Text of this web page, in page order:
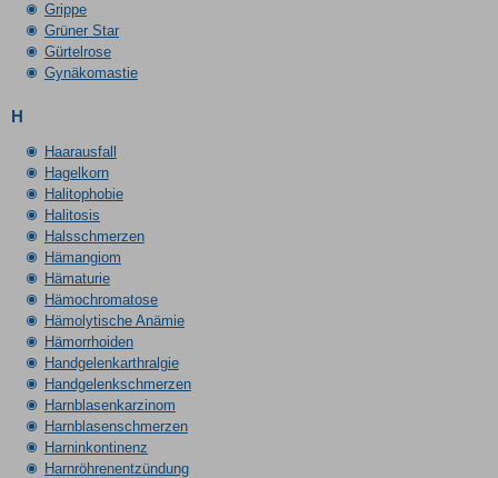
Grippe
Grüner Star
Gürtelrose
Gynäkomastie
H
Haarausfall
Hagelkorn
Halitophobie
Halitosis
Halsschmerzen
Hämangiom
Hämaturie
Hämochromatose
Hämolytische Anämie
Hämorrhoiden
Handgelenkarthralgie
Handgelenkschmerzen
Harnblasenkarzinom
Harnblasenschmerzen
Harninkontinenz
Harnröhrenentzündung